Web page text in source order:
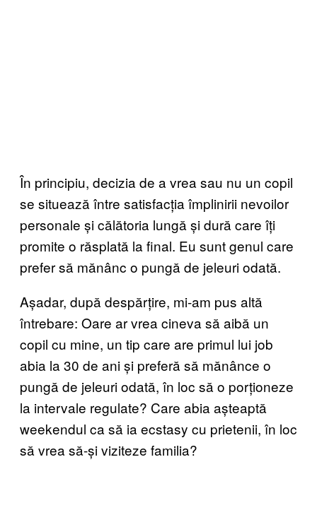
În principiu, decizia de a vrea sau nu un copil
se situează între satisfacția împlinirii nevoilor
personale și călătoria lungă și dură care îți
promite o răsplată la final. Eu sunt genul care
prefer să mănânc o pungă de jeleuri odată.
Așadar, după despărțire, mi-am pus altă
întrebare: Oare ar vrea cineva să aibă un
copil cu mine, un tip care are primul lui job
abia la 30 de ani și preferă să mănânce o
pungă de jeleuri odată, în loc să o porționeze
la intervale regulate? Care abia așteaptă
weekendul ca să ia ecstasy cu prietenii, în loc
să vrea să-și viziteze familia?